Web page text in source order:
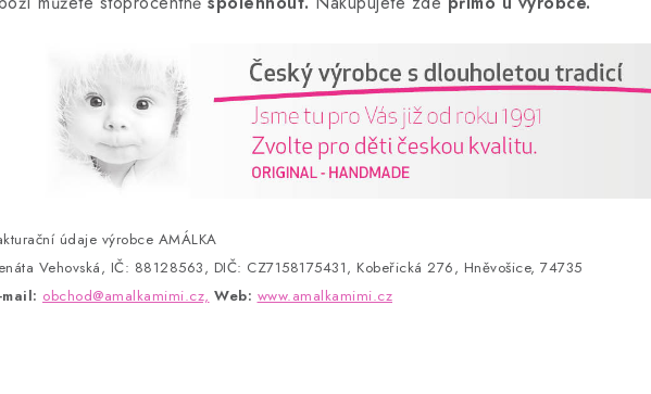
údaje výrobce AMÁLKA
Vehovská, IČ: 88128563, DIČ: CZ7158175431, Kobeřická 276, Hněvošice, 74735
obchod@amalkamimi.cz, Web: www.amalkamimi.cz